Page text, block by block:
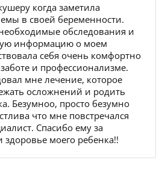
когда заметила
в своей беременности.
обследования и
информацию о моем
себя очень комфортно
и профессионализме.
мне лечение, которое
осложнений и родить
Безумноо, просто безумно
что мне повстречался
Спасибо ему за
здоровье моего ребенка!!